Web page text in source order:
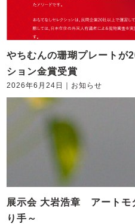
やちむんの珊瑚プレートが
ション金賞受賞
2026年6月24日 ｜ お知らせ
展示会 大岩浩章 アートモ
り手～